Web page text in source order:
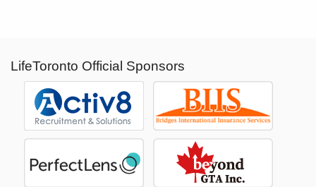
LifeToronto Official Sponsors